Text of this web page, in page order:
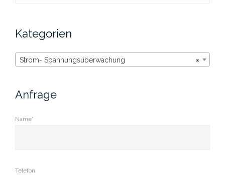
Kategorien
×
Strom- Spannungsüberwachung
Anfrage
Name*
Telefon